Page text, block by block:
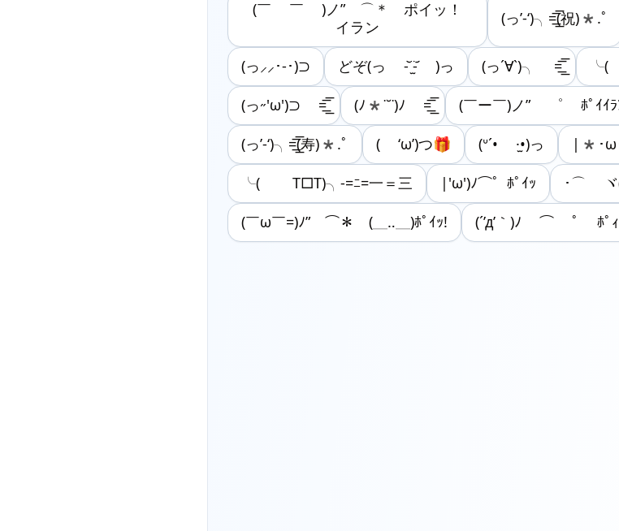
(￣ ￣ )ノ” ⌒＊ ポイッ！
イラン
(っ’-‘)╮=͟͟͞͞(祝)*.ﾟ
(っ⸝⸝･-･)⊃ どぞ(っ -᷅ ̫̈-᷄ )っ (っ´∀`)╮ =͟͟͞͞ ╰(
(っ˶'ω')⊃ =͟͟͞͞ (ﾉ*˙˘˙)ﾉ =͟͟͞͞ (￣ー￣)ノ” ゜ ﾎﾟｲｲﾗ
(っ’-‘)╮=͟͟͞͞(寿)*.ﾟ ( ‘ω’)つ🎁 ‪(ᐡ´• ·̫•)っ |*･ω
╰( T□T)╮-=ﾆ=一＝三 |'ω')ﾉ⌒゜ﾎﾟｲｯ ･⌒ ヾ
(￣ω￣=)ﾉ” ⌒＊ (＿‥＿)ﾎﾟｲｯ! (´’д’｀)ﾉ ⌒ ﾟ ﾎﾟｨ